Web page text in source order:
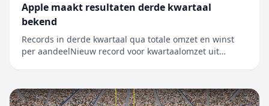
Apple maakt resultaten derde kwartaal
bekend
Records in derde kwartaal qua totale omzet en winst
per aandeelNieuw record voor kwartaalomzet uit
voor het derde kwartaal van het boekjaar 2026, dat
werd afgesloten op 27 juni 2026. De kwart...